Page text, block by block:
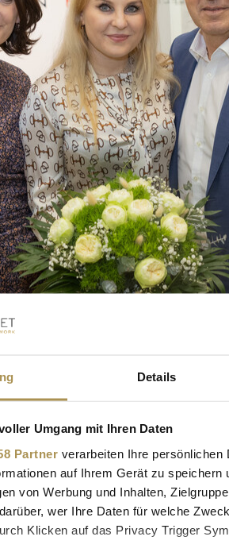
Details
Umgang mit Ihren Daten
Partner verarbeiten Ihre persönlichen
auf Ihrem Gerät zu
von Werbung und Inhalten,
wer Ihre Daten für welche
Klicken auf das Privacy Trigger